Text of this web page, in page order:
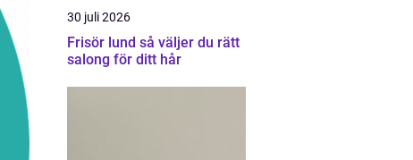
30 juli 2026
Frisör lund så väljer du rätt
salong för ditt hår